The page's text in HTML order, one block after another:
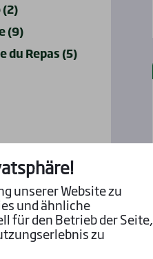
(2)
(9)
du Repas (5)
unserer Website zu
und ähnliche
für den Betrieb der Seite,
zu